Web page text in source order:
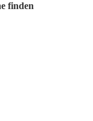
finden